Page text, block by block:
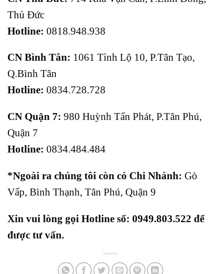
Thủ Đức
Hotline: 0818.948.938
CN Bình Tân: 1061 Tỉnh Lộ 10, P.Tân Tạo,
Q.Bình Tân
Hotline: 0834.728.728
CN Quận 7: 980 Huỳnh Tấn Phát, P.Tân Phú,
Quận 7
Hotline: 0834.484.484
*Ngoài ra chúng tôi còn có Chi Nhánh: Gò
Vấp, Bình Thạnh, Tân Phú, Quận 9
Xin vui lòng gọi Hotline số: 0949.803.522 để
được tư vấn.